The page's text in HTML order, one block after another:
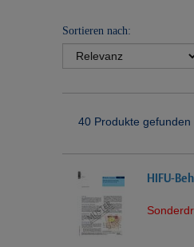
Sortieren nach:
40 Produkte gefunden
HIFU-